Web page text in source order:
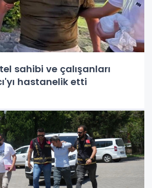
sahibi ve çalışanları
hastanelik etti